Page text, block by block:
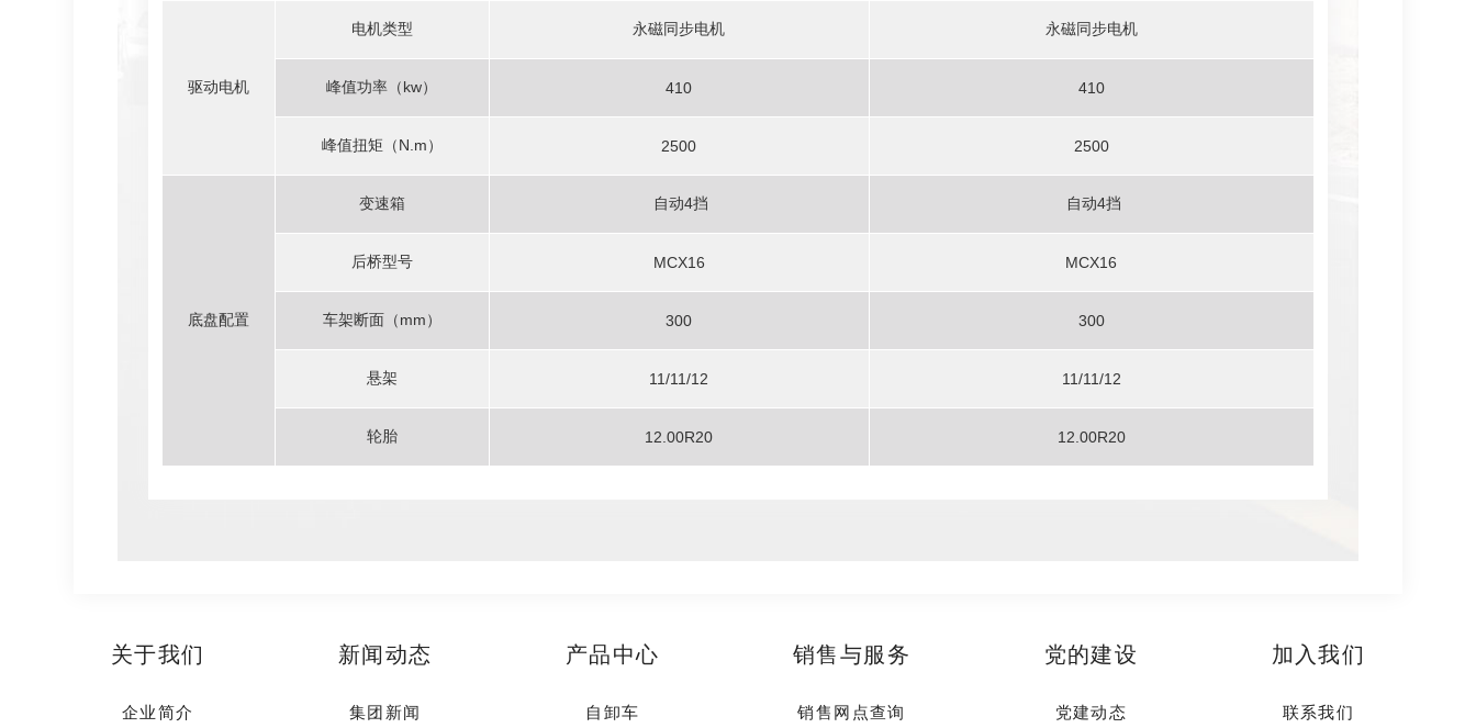
驱动电机
电机类型 永磁同步电机 永磁同步电机
峰值功率（kw） 410 410
峰值扭矩（N.m） 2500 2500
底盘配置
变速箱 自动4挡 自动4挡
后桥型号 MCX16 MCX16
车架断面（mm） 300 300
悬架 11/11/12 11/11/12
轮胎 12.00R20 12.00R20
关于我们
企业简介
新闻动态
集团新闻
产品中心
自卸车
销售与服务
销售网点查询
党的建设
党建动态
加入我们
联系我们